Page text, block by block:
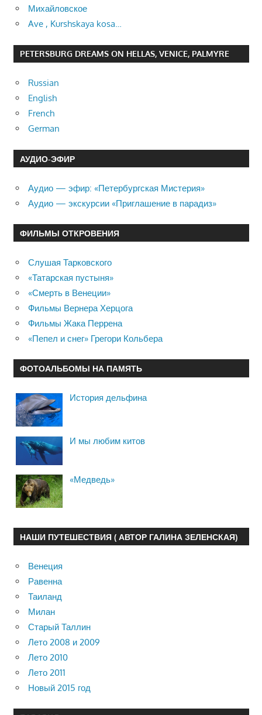
Михайловское
Ave , Kurshskaya kosa…
PETERSBURG DREAMS ON HELLAS, VENICE, PALMYRE
Russian
English
French
German
АУДИО-ЭФИР
Аудио — эфир: «Петербургская Мистерия»
Аудио — экскурсии «Приглашение в парадиз»
ФИЛЬМЫ ОТКРОВЕНИЯ
Слушая Тарковского
«Татарская пустыня»
«Смерть в Венеции»
Фильмы Вернера Херцога
Фильмы Жака Перрена
«Пепел и снег» Грегори Кольбера
ФОТОАЛЬБОМЫ НА ПАМЯТЬ
История дельфина
И мы любим китов
«Медведь»
НАШИ ПУТЕШЕСТВИЯ ( АВТОР ГАЛИНА ЗЕЛЕНСКАЯ)
Венеция
Равенна
Таиланд
Милан
Старый Таллин
Лето 2008 и 2009
Лето 2010
Лето 2011
Новый 2015 год